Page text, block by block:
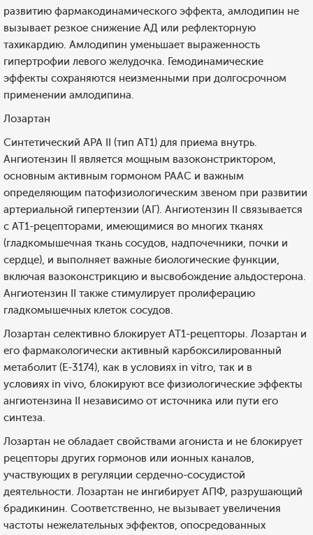
развитию фармакодинамического эффекта, амлодипин не
вызывает резкое снижение АД или рефлекторную
тахикардию. Амлодипин уменьшает выраженность
гипертрофии левого желудочка. Гемодинамические
эффекты сохраняются неизменными при долгосрочном
применении амлодипина.
Лозартан
Cинтетический АРА II (тип АТ1) для приема внутрь.
Ангиотензин II является мощным вазоконстриктором,
основным активным гормоном РААС и важным
определяющим патофизиологическим звеном при развитии
артериальной гипертензии (АГ). Ангиотензин II связывается
с АТ1-рецепторами, имеющимися во многих тканях
(гладкомышечная ткань сосудов, надпочечники, почки и
сердце), и выполняет важные биологические функции,
включая вазоконстрикцию и высвобождение альдостерона.
Ангиотензин II также стимулирует пролиферацию
гладкомышечных клеток сосудов.
Лозартан селективно блокирует АТ1-рецепторы. Лозартан и
его фармакологически активный карбоксилированный
метаболит (Е-3174), как в условиях in vitro, так и в
условиях in vivo, блокируют все физиологические эффекты
ангиотензина II независимо от источника или пути его
синтеза.
Лозартан не обладает свойствами агониста и не блокирует
рецепторы других гормонов или ионных каналов,
участвующих в регуляции сердечно-сосудистой
деятельности. Лозартан не ингибирует АПФ, разрушающий
брадикинин. Соответственно, не вызывает увеличения
частоты нежелательных эффектов, опосредованных